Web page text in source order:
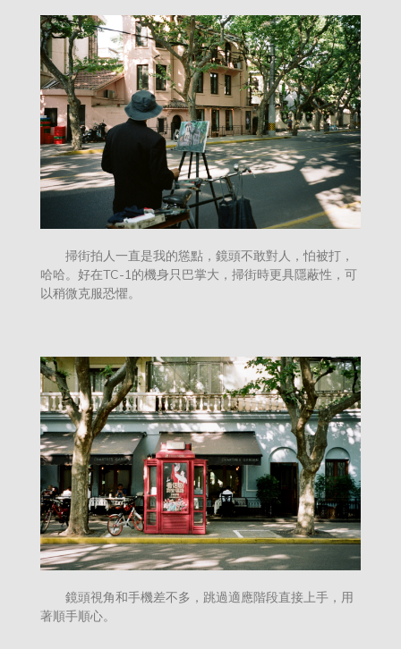
掃街拍人一直是我的慫點，鏡頭不敢對人，怕被打，
哈哈。好在TC-1的機身只巴掌大，掃街時更具隱蔽性，可
以稍微克服恐懼。
鏡頭視角和手機差不多，跳過適應階段直接上手，用
著順手順心。